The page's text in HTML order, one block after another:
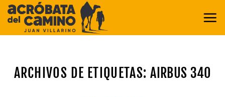
Saltar
contenido
ARCHIVOS DE ETIQUETAS:AIRBUS 340